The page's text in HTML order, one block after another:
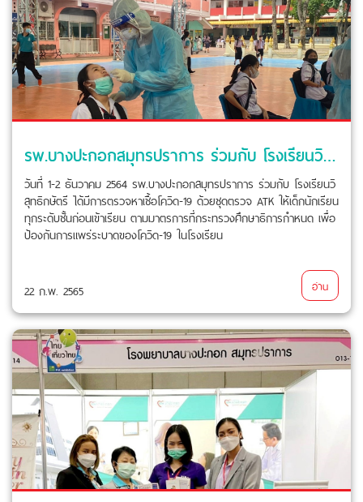
รพ.บางปะกอกสมุทรปราการ ร่วมกับ โรงเรียนวิสุทธิกษัตรี ได้มีการตรวจหาเชื้อโควิด-19 ด้วยชุดตรวจ ATK
วันที่ 1-2 ธันวาคม 2564 รพ.บางปะกอกสมุทรปราการ ร่วมกับ โรงเรียนวิ
สุทธิกษัตรี ได้มีการตรวจหาเชื้อโควิด-19 ด้วยชุดตรวจ ATK ให้เด็กนักเรียน
ทุกระดับชั้นก่อนเข้าเรียน ตามมาตรการที่กระทรวงศึกษาธิการกำหนด เพื่อ
ป้องกันการแพร่ระบาดของโควิด-19 ในโรงเรียน
22 ก.พ. 2565 อ่าน